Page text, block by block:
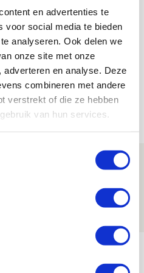
en advertenties te
voor social media te bieden
analyseren. Ook delen we
onze site met onze
en analyse. Deze
combineren met andere
verstrekt of die ze hebben
van hun services.
Redactie
De Redactie
weten over PEC